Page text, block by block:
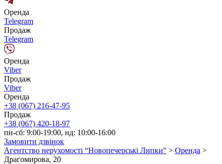
Оренда
Telegram
Продаж
Telegram
Оренда
Viber
Продаж
Viber
Оренда
+38 (067) 216-47-95
Продаж
+38 (067) 420-18-97
пн-сб: 9:00-19:00, нд: 10:00-16:00
Замовити дзвінок
Агентство нерухомості “Новопечерські Липки” > Оренда >
Драгомирова, 20